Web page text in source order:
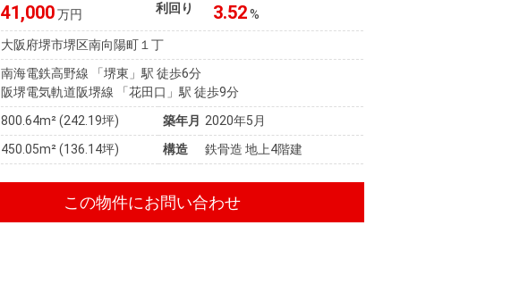
41,000万円 利回り 3.52%
大阪府堺市堺区南向陽町１丁
南海電鉄高野線 「堺東」駅 徒歩6分
阪堺電気軌道阪堺線 「花田口」駅 徒歩9分
800.64m² (242.19坪) 築年月 2020年5月
450.05m² (136.14坪) 構造 鉄骨造 地上4階建
この物件にお問い合わせ